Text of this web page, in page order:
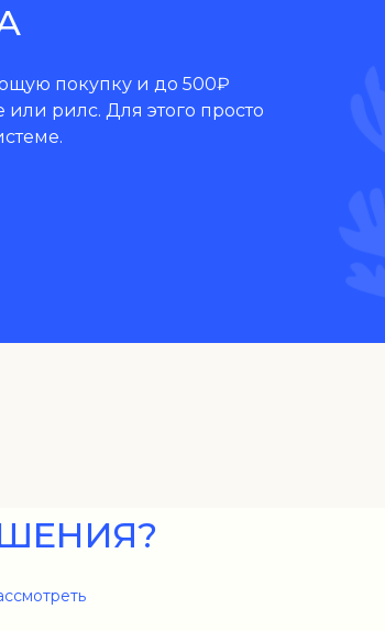
покупку и до 500₽
или рилс. Для этого просто